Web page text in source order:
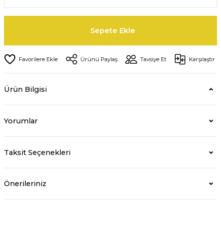
Sepete Ekle
Ürünü Paylaş Tavsiye Et Karşılaştır
Ürün Bilgisi
Yorumlar
Taksit Seçenekleri
Önerileriniz